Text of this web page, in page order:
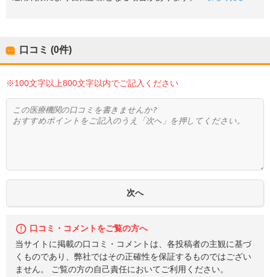
口コミ (0件)
※100文字以上800文字以内でご記入ください
口コミ・コメントをご覧の方へ
当サイトに掲載の口コミ・コメントは、各投稿者の主観に基づ
くものであり、弊社ではその正確性を保証するものではござい
ません。 ご覧の方の自己責任においてご利用ください。